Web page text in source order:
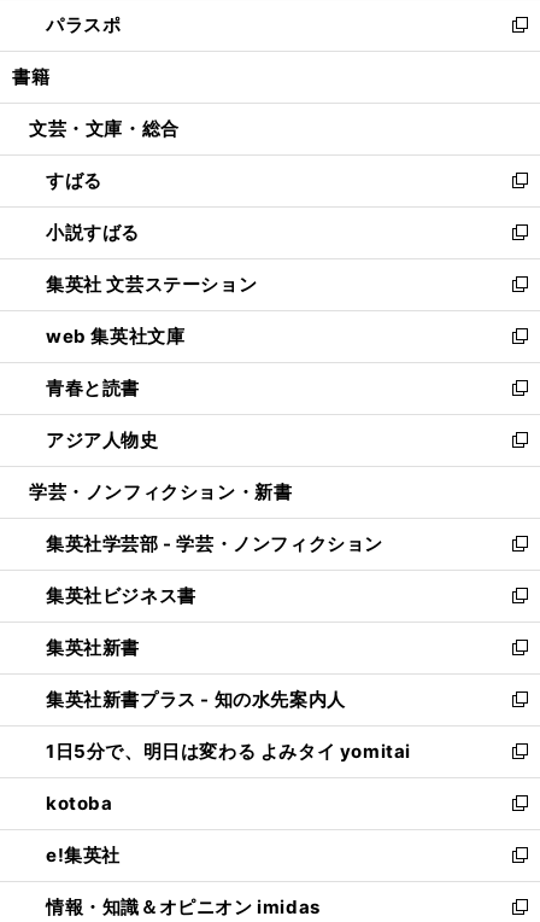
で
開
ド
ウ
開
ィ
ン
ウ
開
く
い
ウ
ン
ウ
で
開
く
パラスポ
新
し
ウ
ン
ド
ウ
で
開
く
書籍
文芸・文庫・総合
すばる
新
し
い
ウ
ィ
ン
ド
ウ
で
開
く
小説すばる
新
し
い
ウ
ィ
ン
ド
ウ
で
開
集英社 文芸ステーション
新
し
い
ウ
ィ
ン
ド
ウ
開
く
web 集英社文庫
新
し
い
ウ
ィ
ン
ウ
で
開
く
青春と読書
新
し
い
ウ
ン
ド
ウ
で
開
く
アジア人物史
新
し
ウ
ィ
ン
ド
ウ
で
開
く
学芸・ノンフィクション・新書
集英社学芸部 - 学芸・ノンフィクション
新
し
い
ウ
ィ
ン
ド
ウ
で
開
く
集英社ビジネス書
新
し
い
ウ
ィ
ン
ド
ウ
で
開
く
集英社新書
新
し
い
ウ
ィ
ン
ド
ウ
で
開
く
集英社新書プラス - 知の水先案内人
新
し
い
ウ
ィ
ン
ド
ウ
で
1日5分で、明日は変わる よみタイ yomitai
新
し
い
ウ
ィ
ン
ド
kotoba
新
し
い
ウ
ィ
e!集英社
新
し
い
情報・知識＆オピニオン imidas
新